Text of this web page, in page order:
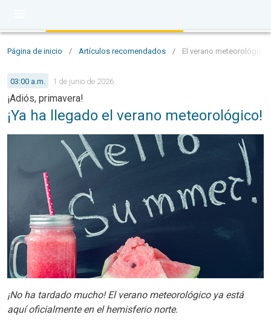
Página de inicio / Artículos recomendados / El verano meteorológico
03:00 a.m. 1 de junio de 2026
¡Adiós, primavera!
¡Ya ha llegado el verano meteorológico!
¡No ha tardado mucho! El verano meteorológico ya está
aquí oficialmente en el hemisferio norte.